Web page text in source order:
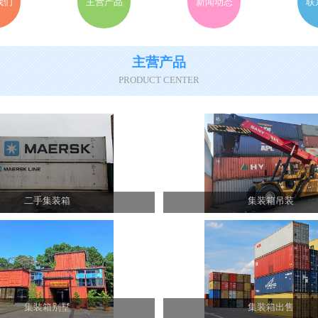
主营产品
PRODUCT CENTER
二手集装箱 集装箱吊装
集装箱别墅 集装箱出售